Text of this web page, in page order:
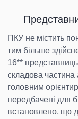
ПКУ не містить
тим більше
16**
складова частина
головним
передбачені для
встановлено, що